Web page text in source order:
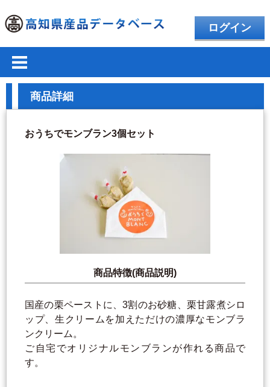
ログイン
商品詳細
おうちでモンブラン3個セット
商品特徴(商品説明)
国産の栗ペーストに、3割のお砂糖、栗甘露煮シロ
ップ、生クリームを加えただけの濃厚なモンブラ
ンクリーム。
ご自宅でオリジナルモンブランが作れる商品で
す。